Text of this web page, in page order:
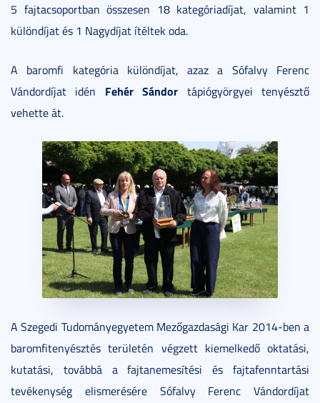
5 fajtacsoportban összesen 18 kategóriadíjat, valamint 1
különdíjat és 1 Nagydíjat ítéltek oda.
A baromfi kategória különdíjat, azaz a Sófalvy Ferenc
Vándordíjat idén Fehér Sándor tápiógyörgyei tenyésztő
vehette át.
A Szegedi Tudományegyetem Mezőgazdasági Kar 2014-ben a
baromfitenyésztés területén végzett kiemelkedő oktatási,
kutatási, továbbá a fajtanemesítési és fajtafenntartási
tevékenység elismerésére Sófalvy Ferenc Vándordíjat